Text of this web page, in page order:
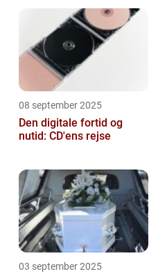
08 september 2025
Den digitale fortid og
nutid: CD'ens rejse
03 september 2025